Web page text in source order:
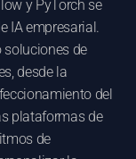
y PyTorch se
IA empresarial.
soluciones de
desde la
del
plataformas de
de